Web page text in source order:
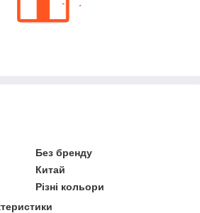
Без бренду
Китай
Різні кольори